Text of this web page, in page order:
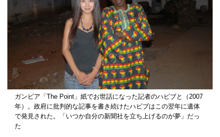
ガンビア「The Point」紙でお世話になった記者のハビブと（2007
年）。政府に批判的な記事を書き続けたハビブはこの翌年に遺体
で発見された。「いつか自分の新聞社を立ち上げるのが夢」だっ
た